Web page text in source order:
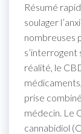
Résumé
soulager
nombreuses
s’interrogent
réalité, le
prise
médecin. Le
cannabidiol